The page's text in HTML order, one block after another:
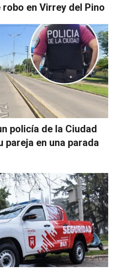
en Virrey del Pino
policía de la Ciudad
pareja en una parada